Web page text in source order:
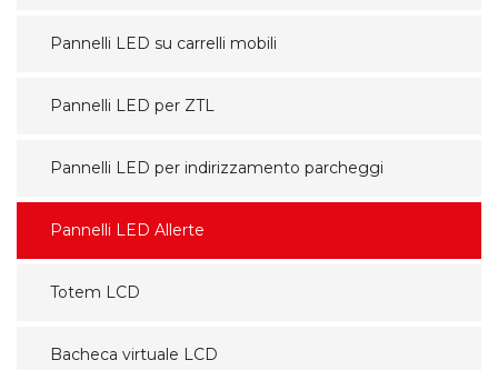
Pannelli LED su carrelli mobili
Pannelli LED per ZTL
Pannelli LED per indirizzamento parcheggi
Pannelli LED Allerte
Totem LCD
Bacheca virtuale LCD